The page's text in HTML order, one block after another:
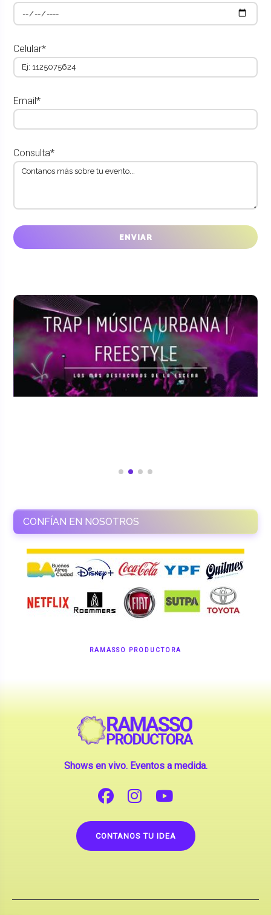
Celular*
Email*
Consulta*
RAMASSO PRODUCTORA